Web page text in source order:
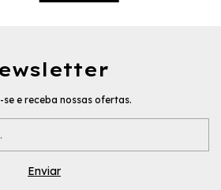
e receba nossas ofertas.